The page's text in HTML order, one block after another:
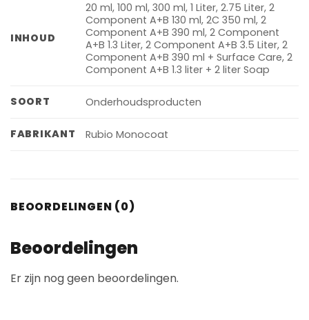
INHOUD
20 ml, 100 ml, 300 ml, 1 Liter, 2.75 Liter, 2
Component A+B 130 ml, 2C 350 ml, 2
Component A+B 390 ml, 2 Component
A+B 1.3 Liter, 2 Component A+B 3.5 Liter, 2
Component A+B 390 ml + Surface Care, 2
Component A+B 1.3 liter + 2 liter Soap
SOORT Onderhoudsproducten
FABRIKANT Rubio Monocoat
BEOORDELINGEN (0)
Beoordelingen
Er zijn nog geen beoordelingen.